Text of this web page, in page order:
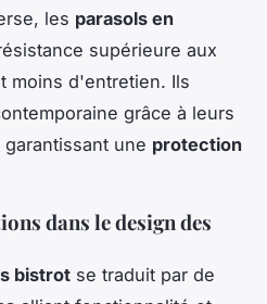
les parasols en
supérieure aux
moins d'entretien. Ils
grâce à leurs
une protection
dans le design des
bistrot se traduit par de